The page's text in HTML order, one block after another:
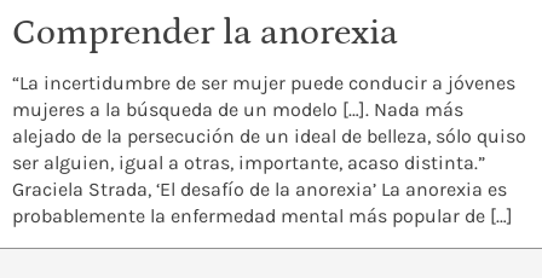
Comprender la anorexia
“La incertidumbre de ser mujer puede conducir a jóvenes
mujeres a la búsqueda de un modelo […]. Nada más
alejado de la persecución de un ideal de belleza, sólo quiso
ser alguien, igual a otras, importante, acaso distinta.”
Graciela Strada, ‘El desafío de la anorexia’ La anorexia es
probablemente la enfermedad mental más popular de […]